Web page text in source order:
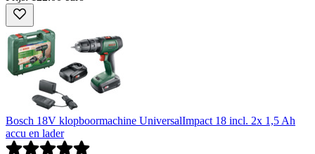
Bosch 18V klopboormachine UniversalImpact 18 incl. 2x 1,5 Ah
accu en lader